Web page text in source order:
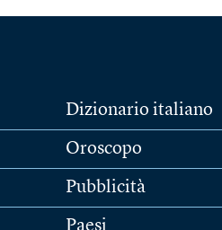
Dizionario italiano
Oroscopo
Pubblicità
Paesi